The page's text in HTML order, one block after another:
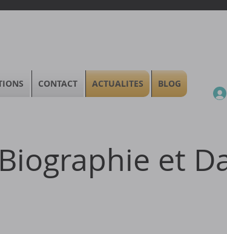
et
CONTACT ACTUALITES BLOG